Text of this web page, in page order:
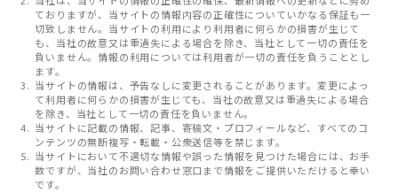
ておりますが、当サイトの情報内容の正確性についていかなる保証も一
切致しません。当サイトの利用により利用者に何らかの損害が生じて
も、当社の故意又は重過失による場合を除き、当社として一切の責任を
負いません。情報の利用については利用者が一切の責任を負うこととし
ます。
当サイトの情報は、予告なしに変更されることがあります。変更によっ
て利用者に何らかの損害が生じても、当社の故意又は重過失による場合
を除き、当社として一切の責任を負いません。
当サイトに記載の情報、記事、寄稿文・プロフィールなど、すべてのコ
ンテンツの無断複写・転載・公衆送信等を禁じます。
当サイトにおいて不適切な情報や誤った情報を見つけた場合には、お手
数ですが、当社のお問い合わせ窓口まで情報をご提供いただけると幸い
です。